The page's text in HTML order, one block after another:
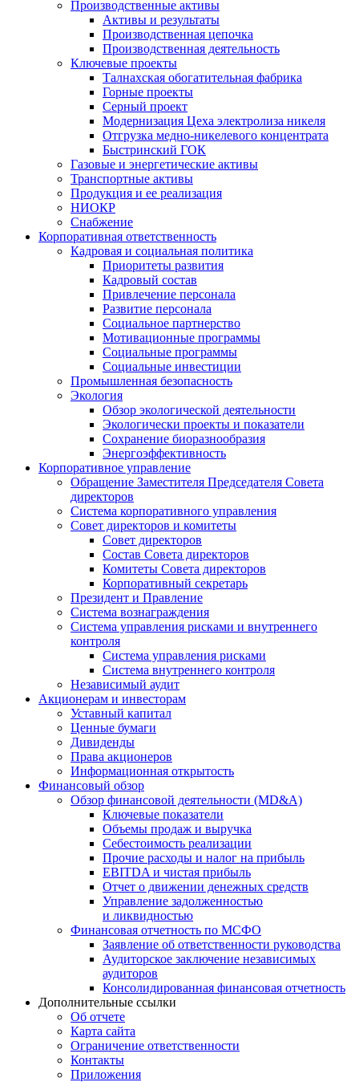
Производственные активы
Активы и результаты
Производственная цепочка
Производственная деятельность
Ключевые проекты
Талнахская обогатительная фабрика
Горные проекты
Серный проект
Модернизация Цеха электролиза никеля
Отгрузка медно-никелевого концентрата
Быстринский ГОК
Газовые и энергетические активы
Транспортные активы
Продукция и ее реализация
НИОКР
Снабжение
Корпоративная ответственность
Кадровая и социальная политика
Приоритеты развития
Кадровый состав
Привлечение персонала
Развитие персонала
Социальное партнерство
Мотивационные программы
Социальные программы
Социальные инвестиции
Промышленная безопасность
Экология
Обзор экологической деятельности
Экологически проекты и показатели
Сохранение биоразнообразия
Энергоэффективность
Корпоративное управление
Обращение Заместителя Председателя Совета
директоров
Система корпоративного управления
Совет директоров и комитеты
Совет директоров
Состав Совета директоров
Комитеты Совета директоров
Корпоративный секретарь
Президент и Правление
Система вознаграждения
Система управления рисками и внутреннего
контроля
Система управления рисками
Система внутреннего контроля
Независимый аудит
Акционерам и инвесторам
Уставный капитал
Ценные бумаги
Дивиденды
Права акционеров
Информационная открытость
Финансовый обзор
Обзор финансовой деятельности (MD&A)
Ключевые показатели
Объемы продаж и выручка
Себестоимость реализации
Прочие расходы и налог на прибыль
EBITDA и чистая прибыль
Отчет о движении денежных средств
Управление задолженностью
и ликвидностью
Финансовая отчетность по МСФО
Заявление об ответственности руководства
Аудиторское заключение независимых
аудиторов
Консолидированная финансовая отчетность
Дополнительные ссылки
Об отчете
Карта сайта
Ограничение ответственности
Контакты
Приложения